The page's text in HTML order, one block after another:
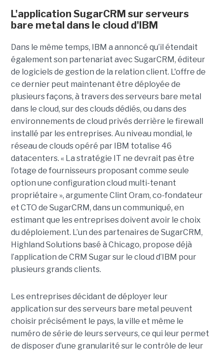
L'application SugarCRM sur serveurs
bare metal dans le cloud d'IBM
Dans le même temps, IBM a annoncé qu’il étendait
également son partenariat avec SugarCRM, éditeur
de logiciels de gestion de la relation client. L'offre de
ce dernier peut maintenant être déployée de
plusieurs façons, à travers des serveurs bare metal
dans le cloud, sur des clouds dédiés, ou dans des
environnements de cloud privés derrière le firewall
installé par les entreprises. Au niveau mondial, le
réseau de clouds opéré par IBM totalise 46
datacenters. « La stratégie IT ne devrait pas être
l’otage de fournisseurs proposant comme seule
option une configuration cloud multi-tenant
propriétaire », argumente Clint Oram, co-fondateur
et CTO de SugarCRM, dans un communiqué, en
estimant que les entreprises doivent avoir le choix
du déploiement. L’un des partenaires de SugarCRM,
Highland Solutions basé à Chicago, propose déjà
l’application de CRM Sugar sur le cloud d’IBM pour
plusieurs grands clients.
Les entreprises décidant de déployer leur
application sur des serveurs bare metal peuvent
choisir précisément le pays, la ville et même le
numéro de série de leurs serveurs, ce qui leur permet
de disposer d’une granularité sur le contrôle de leur